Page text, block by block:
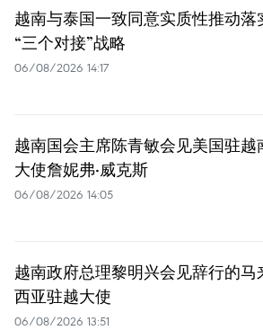
越南与泰国一致同意实质性推动落
“三个对接”战略
06/08/2026 14:17
越南国会主席陈青敏会见美国驻越
大使詹妮弗·威克斯
06/08/2026 14:05
越南政府总理黎明兴会见辞行的马
西亚驻越大使
06/08/2026 13:51